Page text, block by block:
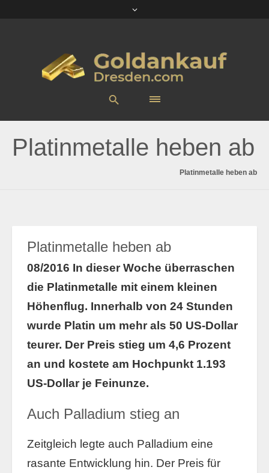
Platinmetalle heben ab
Platinmetalle heben ab
Platinmetalle heben ab
08/2016 In dieser Woche überraschen
die Platinmetalle mit einem kleinen
Höhenflug. Innerhalb von 24 Stunden
wurde Platin um mehr als 50 US-Dollar
teurer. Der Preis stieg um 4,6 Prozent
an und kostete am Hochpunkt 1.193
US-Dollar je Feinunze.
Auch Palladium stieg an
Zeitgleich legte auch Palladium eine
rasante Entwicklung hin. Der Preis für